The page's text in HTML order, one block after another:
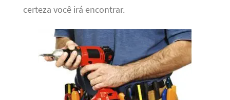
certeza você irá encontrar.